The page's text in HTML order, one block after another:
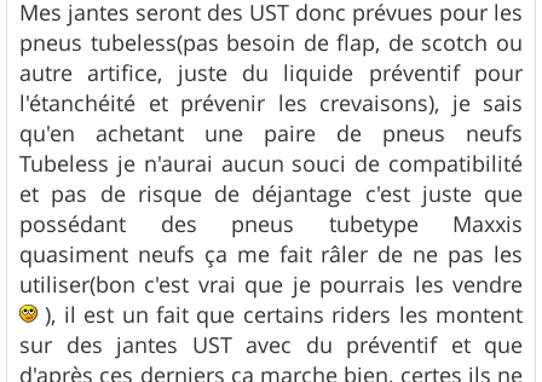
Mes jantes seront des UST donc prévues pour les
pneus tubeless(pas besoin de flap, de scotch ou
autre artifice, juste du liquide préventif pour
l'étanchéité et prévenir les crevaisons), je sais
qu'en achetant une paire de pneus neufs
Tubeless je n'aurai aucun souci de compatibilité
et pas de risque de déjantage c'est juste que
possédant des pneus tubetype Maxxis
quasiment neufs ça me fait râler de ne pas les
utiliser(bon c'est vrai que je pourrais les vendre
), il est un fait que certains riders les montent
sur des jantes UST avec du préventif et que
d'après ces derniers ça marche bien, certes ils ne